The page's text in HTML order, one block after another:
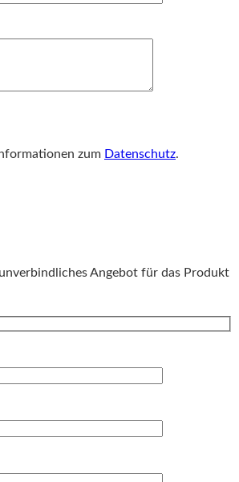
zum Datenschutz.
Angebot für das Produkt